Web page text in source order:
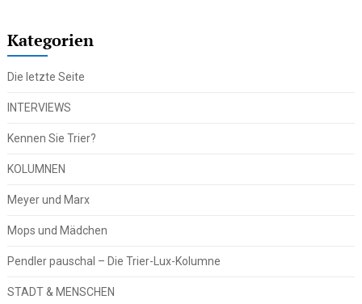
Kategorien
Die letzte Seite
INTERVIEWS
Kennen Sie Trier?
KOLUMNEN
Meyer und Marx
Mops und Mädchen
Pendler pauschal – Die Trier-Lux-Kolumne
STADT & MENSCHEN